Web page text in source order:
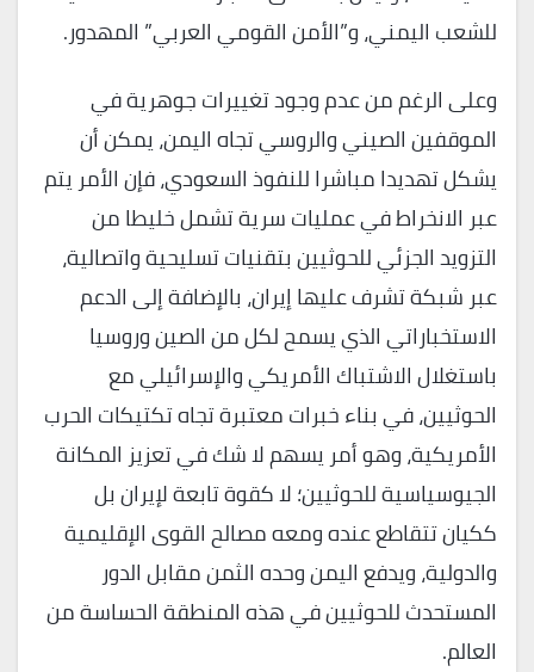
للشعب اليمني، و”الأمن القومي العربي” المهدور.
وعلى الرغم من عدم وجود تغييرات جوهرية في
الموقفين الصيني والروسي تجاه اليمن، يمكن أن
يشكل تهديدا مباشرا للنفوذ السعودي، فإن الأمر يتم
عبر الانخراط في عمليات سرية تشمل خليطا من
التزويد الجزئي للحوثيين بتقنيات تسليحية واتصالية،
عبر شبكة تشرف عليها إيران، بالإضافة إلى الدعم
الاستخباراتي الذي يسمح لكل من الصين وروسيا
باستغلال الاشتباك الأمريكي والإسرائيلي مع
الحوثيين، في بناء خبرات معتبرة تجاه تكتيكات الحرب
الأمريكية، وهو أمر يسهم لا شك في تعزيز المكانة
الجيوسياسية للحوثيين؛ لا كقوة تابعة لإيران بل
ككيان تتقاطع عنده ومعه مصالح القوى الإقليمية
والدولية، ويدفع اليمن وحده الثمن مقابل الدور
المستحدث للحوثيين في هذه المنطقة الحساسة من
العالم.